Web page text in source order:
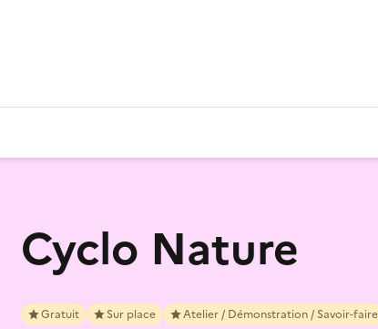
Cyclo Nature
Gratuit Sur place Atelier / Démonstration / Savoir-faire